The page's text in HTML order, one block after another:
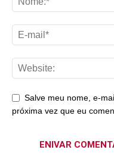
Salve meu nome, e-
próxima vez que eu